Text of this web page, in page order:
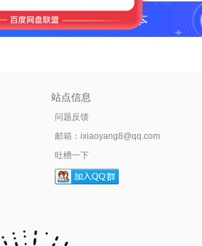
站点信息
问题反馈
邮箱： ixiaoyang8@qq.com
吐槽一下